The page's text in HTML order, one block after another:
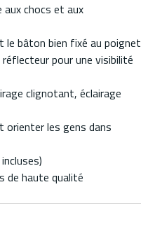
chocs et aux
le bâton bien fixé au poignet
pour une visibilité
clignotant, éclairage
orienter les gens dans
de haute qualité